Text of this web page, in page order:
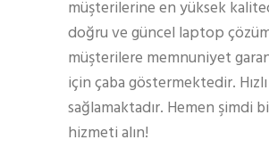
müşterilerine en yüksek
doğru ve güncel laptop
müşterilere memnuniyet
için çaba göstermektedir.
sağlamaktadır. Hemen şimdi
hizmeti alın!